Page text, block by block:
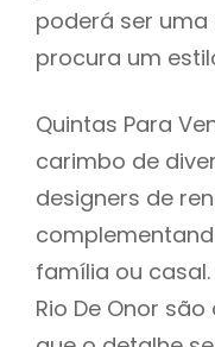
poderá ser
procura um
Quintas Para
carimbo de
designers de
família ou
Rio De Onor